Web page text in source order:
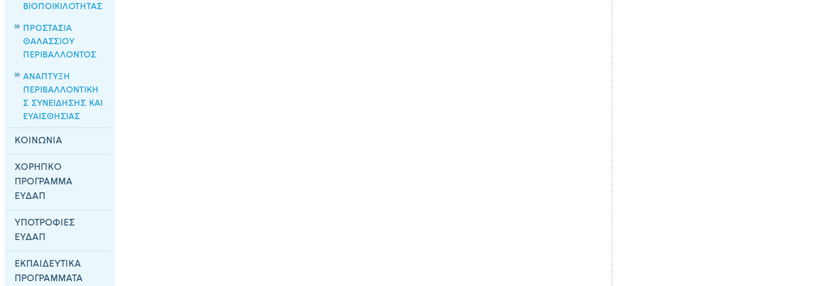
ΒΙΟΠΟΙΚΙΛΟΤΗΤΑΣ
ΠΡΟΣΤΑΣΙΑ
ΘΑΛΑΣΣΙΟΥ
ΠΕΡΙΒΑΛΛΟΝΤΟΣ
ΑΝΑΠΤΥΞΗ
ΠΕΡΙΒΑΛΛΟΝΤΙΚΗ
Σ ΣΥΝΕΙΔΗΣΗΣ ΚΑΙ
ΕΥΑΙΣΘΗΣΙΑΣ
ΚΟΙΝΩΝΙΑ
ΧΟΡΗΓΙΚΟ
ΠΡΟΓΡΑΜΜΑ
ΕΥΔΑΠ
ΥΠΟΤΡΟΦΙΕΣ
ΕΥΔΑΠ
ΕΚΠΑΙΔΕΥΤΙΚΑ
ΠΡΟΓΡΑΜΜΑΤΑ